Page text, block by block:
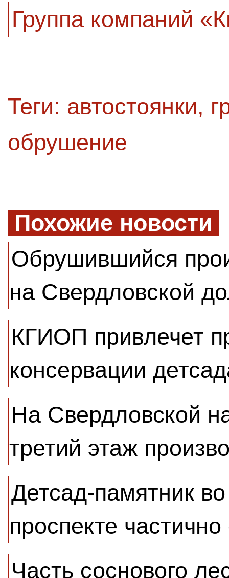
Группа компаний
Теги: автостоянки,
обрушение
Похожие новости
Обрушившийся
на Свердловской
КГИОП привлечет
консервации
На Свердловской
третий этаж
Детсад-памятник
проспекте
Часть соснового